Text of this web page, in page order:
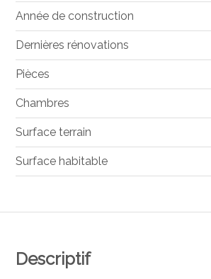
Descriptif
Année de construction
Dernières rénovations
Pièces
Chambres
Surface terrain
Surface habitable